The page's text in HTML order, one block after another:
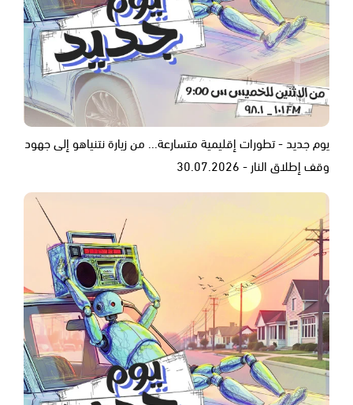
يوم جديد - تطورات إقليمية متسارعة... من زيارة نتنياهو إلى جهود
وقف إطلاق النار - 30.07.2026